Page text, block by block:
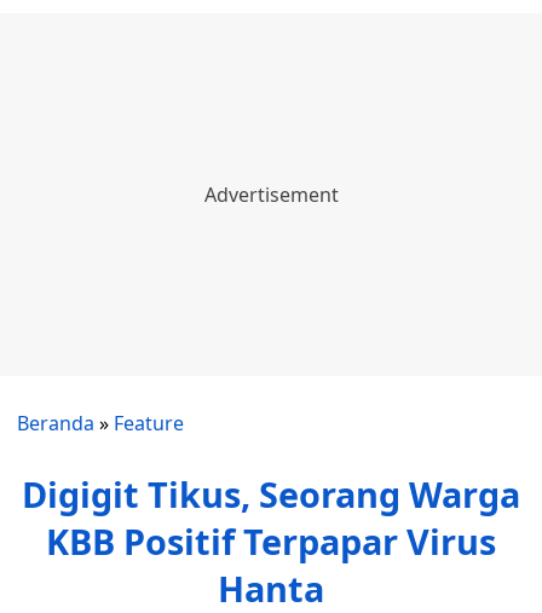
Beranda » Feature
Digigit Tikus, Seorang Warga
KBB Positif Terpapar Virus
Hanta